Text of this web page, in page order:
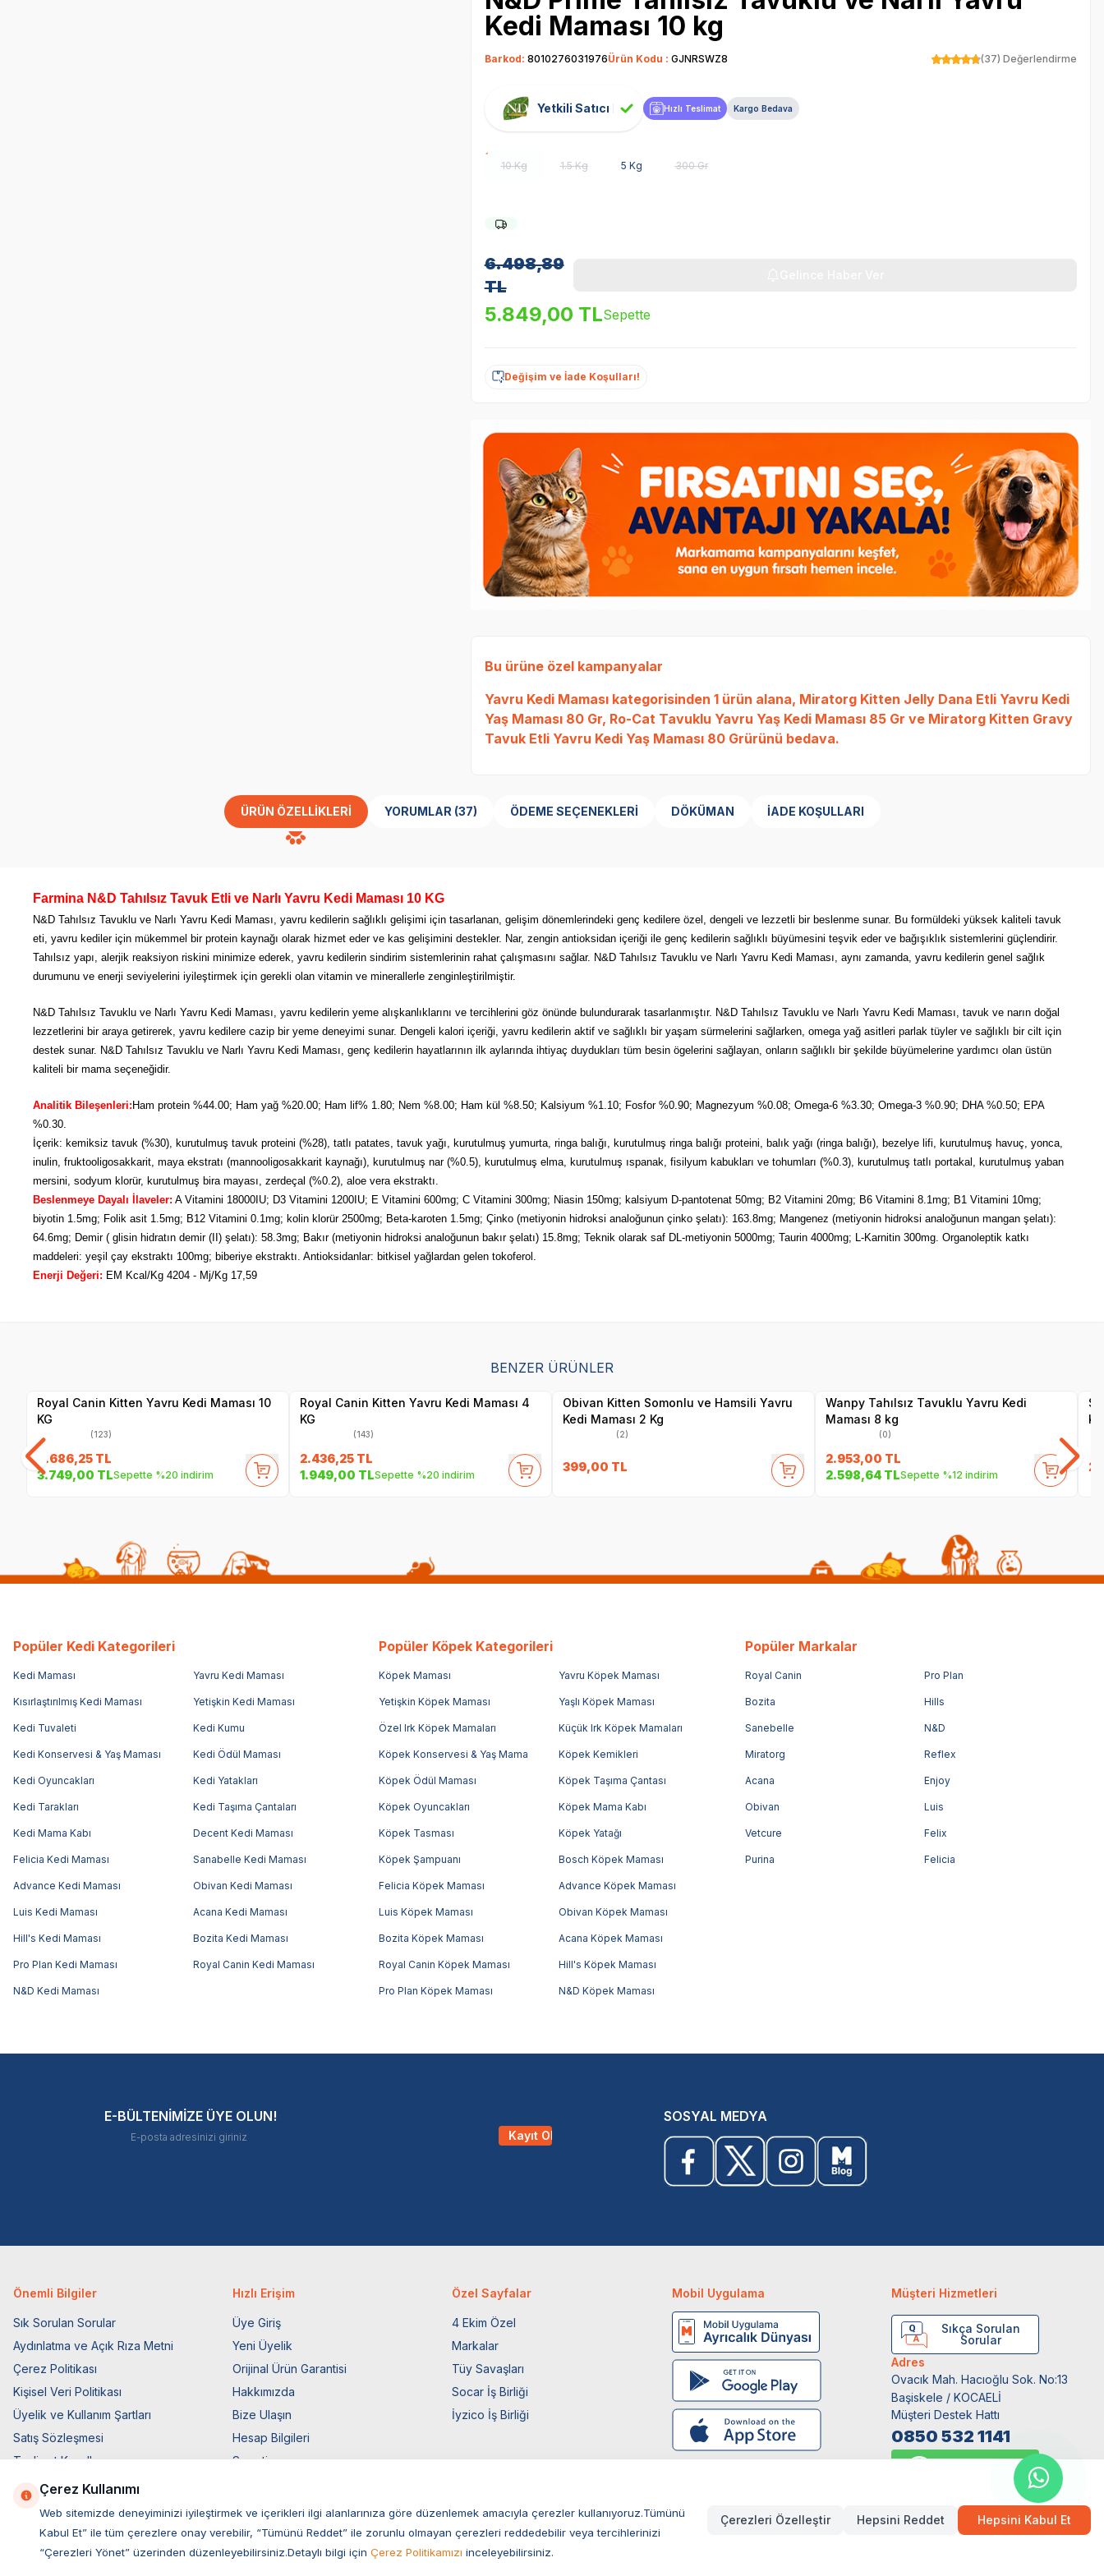
Kedi Maması 10 kg
Barkod: 8010276031976Ürün Kodu : GJNRSWZ8 (37) Değerlendirme
Yetkili Satıcı Hızlı Teslimat Kargo Bedava
10 Kg 1.5 Kg 5 Kg 300 Gr
6.498,89
TL
5.849,00 TLSepette
Değişim ve İade Koşulları!
Bu ürüne özel kampanyalar
Yavru Kedi Mamasıkategorisinden 1 ürün alana, Miratorg Kitten Jelly Dana Etli Yavru Kedi
Yaş Maması 80 Gr, Ro-Cat Tavuklu Yavru Yaş Kedi Maması 85 Gr ve Miratorg Kitten Gravy
Tavuk Etli Yavru Kedi Yaş Maması 80 Grürünü bedava.
ÜRÜN ÖZELLIKLERI YORUMLAR (37) ÖDEME SEÇENEKLERI DÖKÜMAN İADE KOŞULLARI
Farmina N&D Tahılsız Tavuk Etli ve Narlı Yavru Kedi Maması 10 KG
N&D Tahılsız Tavuklu ve Narlı Yavru Kedi Maması, yavru kedilerin sağlıklı gelişimi için tasarlanan, gelişim dönemlerindeki genç kedilere özel, dengeli ve lezzetli bir beslenme sunar. Bu formüldeki yüksek kaliteli tavuk
eti, yavru kediler için mükemmel bir protein kaynağı olarak hizmet eder ve kas gelişimini destekler. Nar, zengin antioksidan içeriği ile genç kedilerin sağlıklı büyümesini teşvik eder ve bağışıklık sistemlerini güçlendirir.
Tahılsız yapı, alerjik reaksiyon riskini minimize ederek, yavru kedilerin sindirim sistemlerinin rahat çalışmasını sağlar. N&D Tahılsız Tavuklu ve Narlı Yavru Kedi Maması, aynı zamanda, yavru kedilerin genel sağlık
durumunu ve enerji seviyelerini iyileştirmek için gerekli olan vitamin ve minerallerle zenginleştirilmiştir.
N&D Tahılsız Tavuklu ve Narlı Yavru Kedi Maması, yavru kedilerin yeme alışkanlıklarını ve tercihlerini göz önünde bulundurarak tasarlanmıştır. N&D Tahılsız Tavuklu ve Narlı Yavru Kedi Maması, tavuk ve narın doğal
lezzetlerini bir araya getirerek, yavru kedilere cazip bir yeme deneyimi sunar. Dengeli kalori içeriği, yavru kedilerin aktif ve sağlıklı bir yaşam sürmelerini sağlarken, omega yağ asitleri parlak tüyler ve sağlıklı bir cilt için
destek sunar. N&D Tahılsız Tavuklu ve Narlı Yavru Kedi Maması, genç kedilerin hayatlarının ilk aylarında ihtiyaç duydukları tüm besin ögelerini sağlayan, onların sağlıklı bir şekilde büyümelerine yardımcı olan üstün
kaliteli bir mama seçeneğidir.
Analitik Bileşenleri: Ham protein %44.00; Ham yağ %20.00; Ham lif% 1.80; Nem %8.00; Ham kül %8.50; Kalsiyum %1.10; Fosfor %0.90; Magnezyum %0.08; Omega‐6 %3.30; Omega‐3 %0.90; DHA %0.50; EPA
%0.30.
İçerik: kemiksiz tavuk (%30), kurutulmuş tavuk proteini (%28), tatlı patates, tavuk yağı, kurutulmuş yumurta, ringa balığı, kurutulmuş ringa balığı proteini, balık yağı (ringa balığı), bezelye lifi, kurutulmuş havuç, yonca,
inulin, fruktooligosakkarit, maya ekstratı (mannooligosakkarit kaynağı), kurutulmuş nar (%0.5), kurutulmuş elma, kurutulmuş ıspanak, fisilyum kabukları ve tohumları (%0.3), kurutulmuş tatlı portakal, kurutulmuş yaban
mersini, sodyum klorür, kurutulmuş bira mayası, zerdeçal (%0.2), aloe vera ekstraktı.
Beslenmeye Dayalı İlaveler: A Vitamini 18000IU; D3 Vitamini 1200IU; E Vitamini 600mg; C Vitamini 300mg; Niasin 150mg; kalsiyum D-pantotenat 50mg; B2 Vitamini 20mg; B6 Vitamini 8.1mg; B1 Vitamini 10mg;
biyotin 1.5mg; Folik asit 1.5mg; B12 Vitamini 0.1mg; kolin klorür 2500mg; Beta‐karoten 1.5mg; Çinko (metiyonin hidroksi analoğunun çinko şelatı): 163.8mg; Mangenez (metiyonin hidroksi analoğunun mangan şelatı):
64.6mg; Demir ( glisin hidratın demir (II) şelatı): 58.3mg; Bakır (metiyonin hidroksi analoğunun bakır şelatı) 15.8mg; Teknik olarak saf DL‐metiyonin 5000mg; Taurin 4000mg; L‐Karnitin 300mg. Organoleptik katkı
maddeleri: yeşil çay ekstraktı 100mg; biberiye ekstraktı. Antioksidanlar: bitkisel yağlardan gelen tokoferol.
Enerji Değeri: EM Kcal/Kg 4204 - Mj/Kg 17,59
BENZER ÜRÜNLER
Royal Canin Kitten Yavru Kedi Maması 10
KG
(123)
4.686,25 TL
3.749,00 TLSepette %20 indirim
Royal Canin Kitten Yavru Kedi Maması 4
KG
(143)
2.436,25TL
1.949,00 TLSepette %20 indirim
Obivan Kitten Somonlu ve Hamsili Yavru
Kedi Maması 2 Kg
(2)
399,00 TL
Wanpy Tahılsız Tavuklu Yavru Kedi
Maması 8 kg
(0)
2.953,00 TL
2.598,64TLSepette %12 indirim
Popüler Kedi Kategorileri
Kedi Maması Yavru Kedi Maması
Kısırlaştırılmış Kedi Maması Yetişkin Kedi Maması
Kedi Tuvaleti Kedi Kumu
Kedi Konservesi & Yaş Maması Kedi Ödül Maması
Kedi Oyuncakları Kedi Yatakları
Kedi Tarakları Kedi Taşıma Çantaları
Kedi Mama Kabı Decent Kedi Maması
Felicia Kedi Maması Sanabelle Kedi Maması
Advance Kedi Maması Obivan Kedi Maması
Luis Kedi Maması Acana Kedi Maması
Hill's Kedi Maması Bozita Kedi Maması
Pro Plan Kedi Maması Royal Canin Kedi Maması
N&D Kedi Maması
Popüler Köpek Kategorileri
Köpek Maması Yavru Köpek Maması
Yetişkin Köpek Maması Yaşlı Köpek Maması
Özel Irk Köpek Mamaları Küçük Irk Köpek Mamaları
Köpek Konservesi & Yaş Mama Köpek Kemikleri
Köpek Ödül Maması Köpek Taşıma Çantası
Köpek Oyuncakları Köpek Mama Kabı
Köpek Tasması Köpek Yatağı
Köpek Şampuanı Bosch Köpek Maması
Felicia Köpek Maması Advance Köpek Maması
Luis Köpek Maması Obivan Köpek Maması
Bozita Köpek Maması Acana Köpek Maması
Royal Canin Köpek Maması Hill's Köpek Maması
Pro Plan Köpek Maması N&D Köpek Maması
Popüler Markalar
Royal Canin Pro Plan
Bozita Hills
Sanebelle N&D
Miratorg Reflex
Acana Enjoy
Obivan Luis
Vetcure Felix
Purina Felicia
E-BÜLTENİMİZE ÜYE OLUN!
Kayıt Ol
SOSYAL MEDYA
Önemli Bilgiler
Sık Sorulan Sorular
Aydınlatma ve Açık Rıza Metni
Çerez Politikası
Kişisel Veri Politikası
Üyelik ve Kullanım Şartları
Satış Sözleşmesi
Teslimat Koşulları
Ticari Elektronik İzin
Elektronik İleti Aydınlatma Metni
Hızlı Erişim
Üye Giriş
Yeni Üyelik
Orijinal Ürün Garantisi
Hakkımızda
Bize Ulaşın
Hesap Bilgileri
Sepetim
Müşteri Hizmetleri
Özel Sayfalar
4 Ekim Özel
Markalar
Tüy Savaşları
Socar İş Birliği
İyzico İş Birliği
Mobil Uygulama Müşteri Hizmetleri
Sıkça Sorulan
Sorular
Adres
Ovacık Mah. Hacıoğlu Sok. No:13
Başiskele / KOCAELİ
Müşteri Destek Hattı
0850 532 1141
WhatsApp Destek
0554 871 66 20
Çerez Kullanımı
Web sitemizde deneyiminizi iyileştirmek ve içerikleri ilgi alanlarınıza göre düzenlemek amacıyla çerezler kullanıyoruz.Tümünü
Kabul Et” ile tüm çerezlere onay verebilir, “Tümünü Reddet” ile zorunlu olmayan çerezleri reddedebilir veya tercihlerinizi
“Çerezleri Yönet” üzerinden düzenleyebilirsiniz.Detaylı bilgi için Çerez Politikamızı inceleyebilirsiniz.
Çerezleri Özelleştir Hepsini Reddet Hepsini Kabul Et